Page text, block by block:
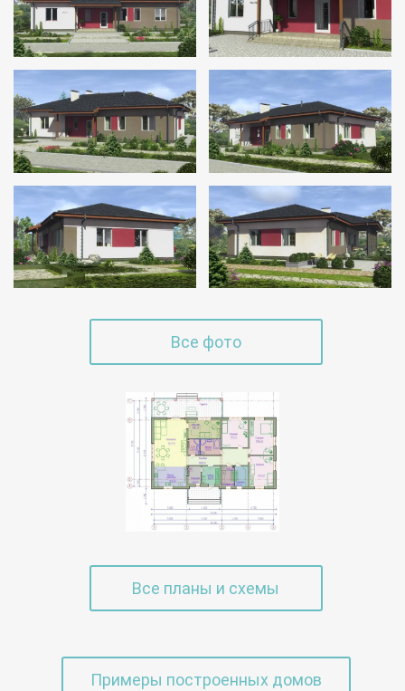
Все фото
Все планы и схемы
Примеры построенных домов